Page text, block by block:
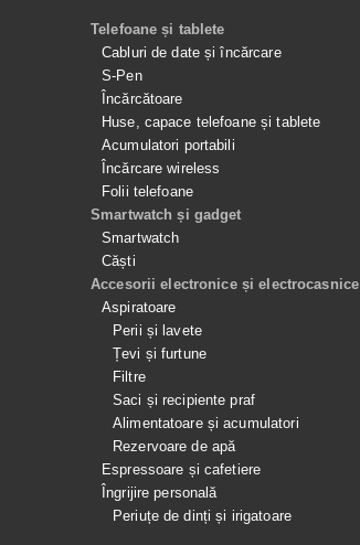
Telefoane și tablete
Cabluri de date și încărcare
S-Pen
Încărcătoare
Huse, capace telefoane și tablete
Acumulatori portabili
Încărcare wireless
Folii telefoane
Smartwatch și gadget
Smartwatch
Căști
Accesorii electronice și electrocasnice
Aspiratoare
Perii și lavete
Țevi și furtune
Filtre
Saci și recipiente praf
Alimentatoare și acumulatori
Rezervoare de apă
Espressoare și cafetiere
Îngrijire personală
Periuțe de dinți și irigatoare